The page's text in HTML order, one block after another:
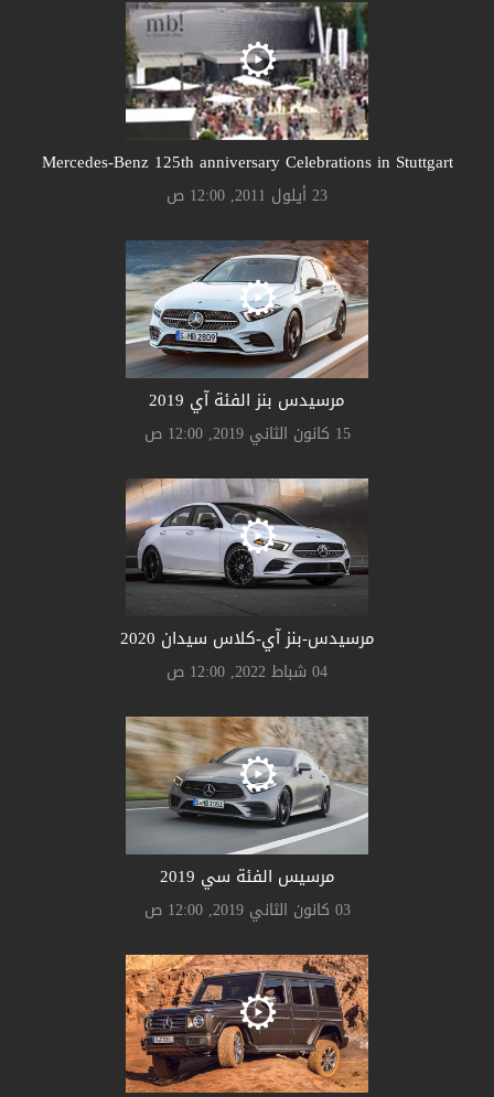
Mercedes-Benz 125th anniversary Celebrations in Stuttgart
23 أيلول 2011, 12:00 ص
مرسيدس بنز الفئة آي 2019
15 كانون الثاني 2019, 12:00 ص
مرسيدس-بنز آي-كلاس سيدان 2020
04 شباط 2022, 12:00 ص
مرسيس الفئة سي 2019
03 كانون الثاني 2019, 12:00 ص